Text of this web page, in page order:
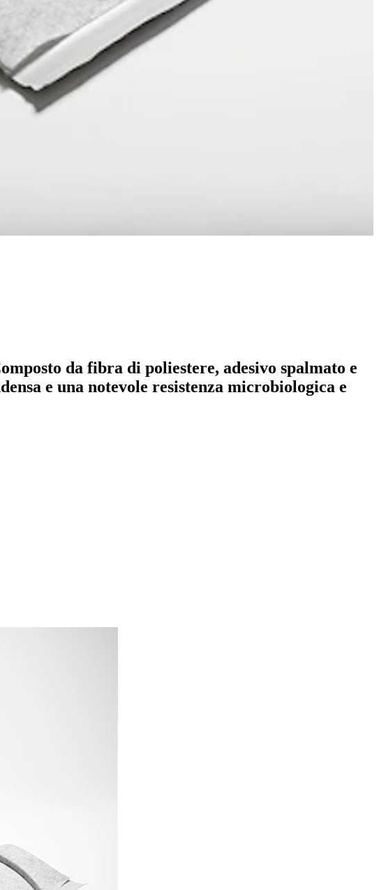
da fibra di poliestere, adesivo spalmato e
e una notevole resistenza microbiologica e